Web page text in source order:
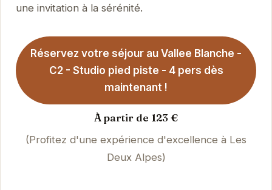
une invitation à la sérénité.
Réservez votre séjour au Vallee Blanche -
C2 - Studio pied piste - 4 pers dès
maintenant !
À partir de 123 €
(Profitez d'une expérience d'excellence à Les
Deux Alpes)